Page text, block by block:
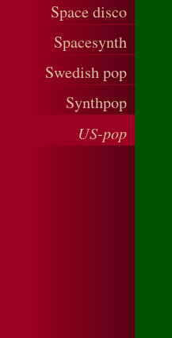
Space disco
Spacesynth
Swedish pop
Synthpop
US-pop